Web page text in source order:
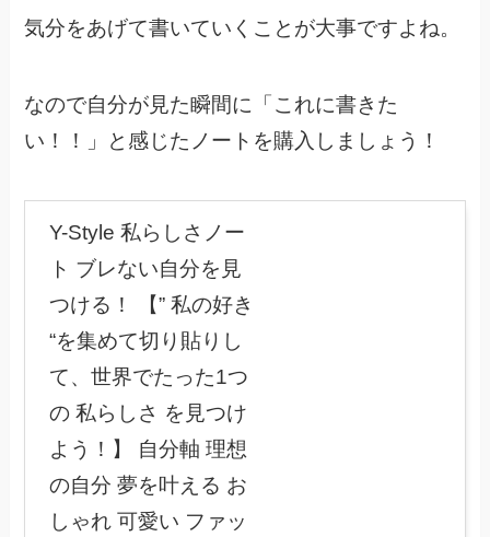
気分をあげて書いていくことが大事ですよね。
なので自分が見た瞬間に「これに書きた
い！！」と感じたノートを購入しましょう！
Y-Style 私らしさノー
ト ブレない自分を見
つける！ 【” 私の好き
“を集めて切り貼りし
て、世界でたった1つ
の 私らしさ を見つけ
よう！】 自分軸 理想
の自分 夢を叶える お
しゃれ 可愛い ファッ